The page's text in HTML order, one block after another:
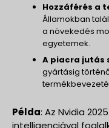
Hozzáférés a
Államokban
a növekedés
egyetemek.
A piacra jutás
gyártásig
Példa: Az Nvidia
intelligenciával